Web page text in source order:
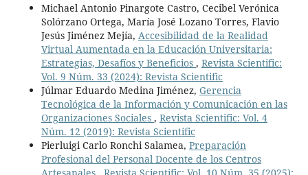
Michael Antonio Pinargote Castro, Cecibel Verónica
Solórzano Ortega, María José Lozano Torres, Flavio
Jesús Jiménez Mejía, Accesibilidad de la Realidad
Virtual Aumentada en la Educación Universitaria:
Estrategias, Desafíos y Beneficios , Revista Scientific:
Vol. 9 Núm. 33 (2024): Revista Scientific
Júlmar Eduardo Medina Jiménez, Gerencia
Tecnológica de la Información y Comunicación en las
Organizaciones Sociales , Revista Scientific: Vol. 4
Núm. 12 (2019): Revista Scientific
Pierluigi Carlo Ronchi Salamea, Preparación
Profesional del Personal Docente de los Centros